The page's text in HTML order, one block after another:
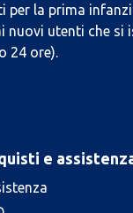
la prima
nuovi utenti che si
24 ore).
e